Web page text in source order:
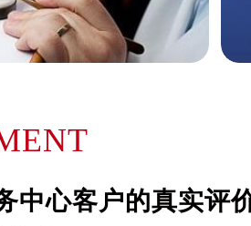
罗·迪兹
京帝舵制表师
区帝舵维修服务中心
帝舵维修保养中心)
(
中心客户的真实评